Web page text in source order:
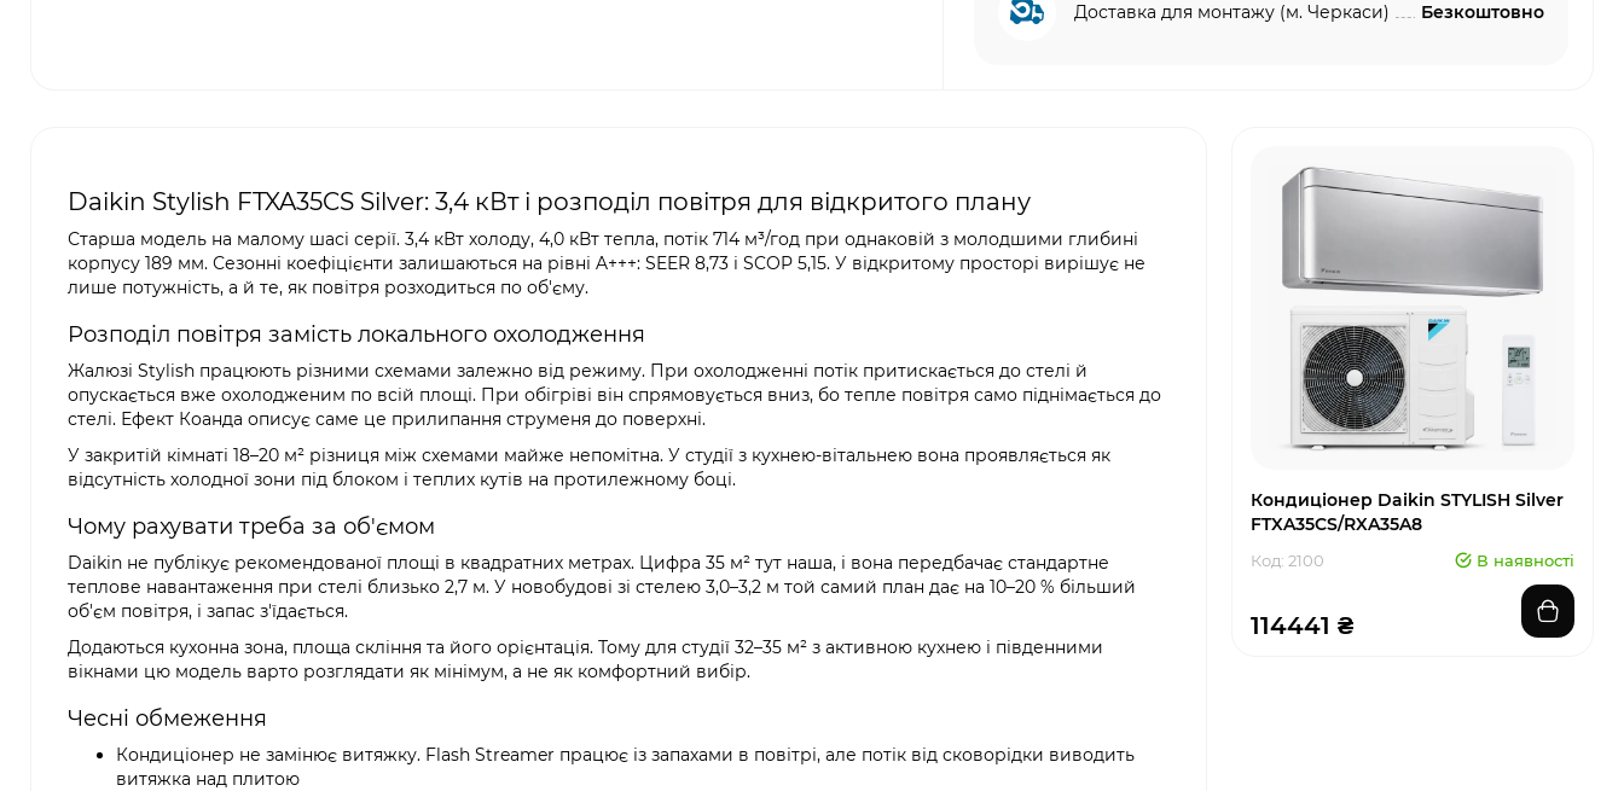
Доставка для монтажу (м. Черкаси) Безкоштовно
Daikin Stylish FTXA35CS Silver: 3,4 кВт і розподіл повітря для відкритого плану
Старша модель на малому шасі серії. 3,4 кВт холоду, 4,0 кВт тепла, потік 714 м³/год при однаковій з молодшими глибині
корпусу 189 мм. Сезонні коефіцієнти залишаються на рівні A+++: SEER 8,73 і SCOP 5,15. У відкритому просторі вирішує не
лише потужність, а й те, як повітря розходиться по об'єму.
Розподіл повітря замість локального охолодження
Жалюзі Stylish працюють різними схемами залежно від режиму. При охолодженні потік притискається до стелі й
опускається вже охолодженим по всій площі. При обігріві він спрямовується вниз, бо тепле повітря само піднімається до
стелі. Ефект Коанда описує саме це прилипання струменя до поверхні.
У закритій кімнаті 18–20 м² різниця між схемами майже непомітна. У студії з кухнею-вітальнею вона проявляється як
відсутність холодної зони під блоком і теплих кутів на протилежному боці.
Чому рахувати треба за об'ємом
Daikin не публікує рекомендованої площі в квадратних метрах. Цифра 35 м² тут наша, і вона передбачає стандартне
теплове навантаження при стелі близько 2,7 м. У новобудові зі стелею 3,0–3,2 м той самий план дає на 10–20 % більший
об'єм повітря, і запас з'їдається.
Додаються кухонна зона, площа скління та його орієнтація. Тому для студії 32–35 м² з активною кухнею і південними
вікнами цю модель варто розглядати як мінімум, а не як комфортний вибір.
Чесні обмеження
Кондиціонер не замінює витяжку. Flash Streamer працює із запахами в повітрі, але потік від сковорідки виводить
витяжка над плитою
Кондиціонер Daikin STYLISH Silver
FTXA35CS/RXA35A8
Код: 2100 В наявності
114441 ₴